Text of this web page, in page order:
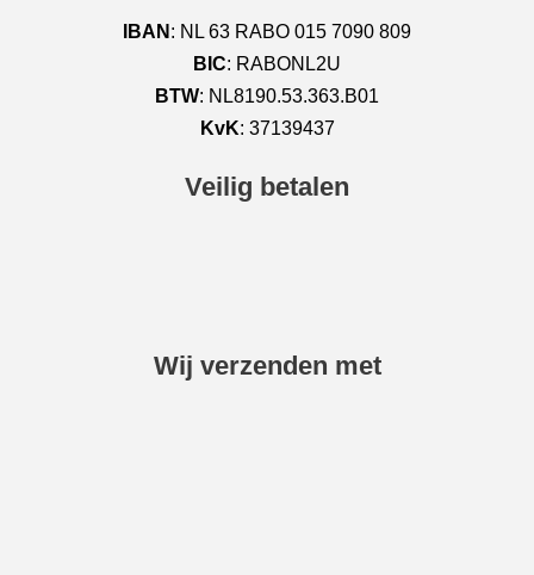
IBAN : NL 63 RABO 015 7090 809
BIC: RABONL2U
BTW: NL8190.53.363.B01
KvK: 37139437
Veilig betalen
Wij verzenden met